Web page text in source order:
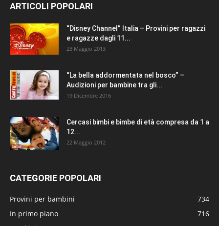
ARTICOLI POPOLARI
“Disney Channel” Italia – Provini per ragazzi
e ragazze dagli 11...
23 Maggio 2013
“La bella addormentata nel bosco” –
Audizioni per bambine tra gli...
19 Dicembre 2016
Cercasi bimbi e bimbe di età compresa da 1 a
12...
22 Maggio 2012
CATEGORIE POPOLARI
Provini per bambini
734
In primo piano
716